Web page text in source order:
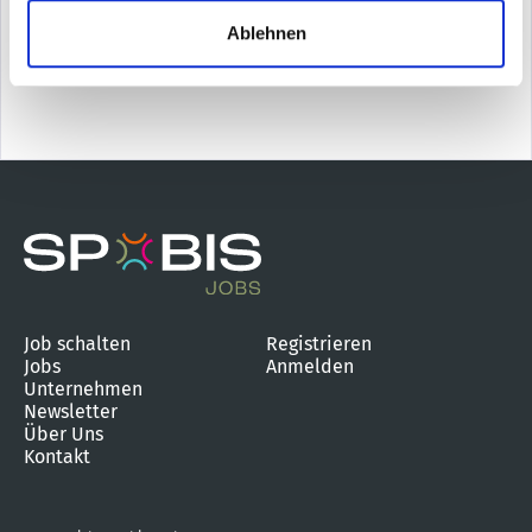
Ablehnen
Job schalten
Jobs
Unternehmen
Newsletter
Über Uns
Kontakt
Registrieren
Anmelden